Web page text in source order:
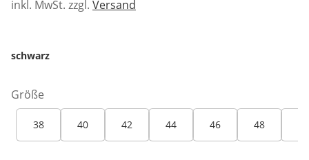
inkl. MwSt. zzgl. Versand
schwarz
Größe
38 40 42 44 46 48